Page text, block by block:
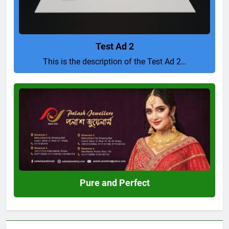
Test Ad 2
This is the description of the Test Ad 2…
Pure and Perfect